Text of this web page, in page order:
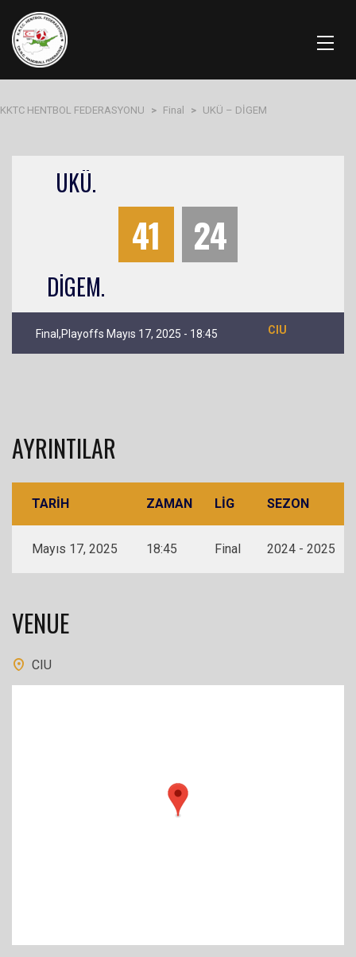
KKTC HENTBOL FEDERASYONU > Final > UKÜ – DİGEM
UKÜ.
41 24
DİGEM.
Final,Playoffs Mayıs 17, 2025 - 18:45 CIU
AYRINTILAR
TARIH ZAMAN LIG SEZON
Mayıs 17, 2025 18:45 Final 2024 - 2025
VENUE
CIU